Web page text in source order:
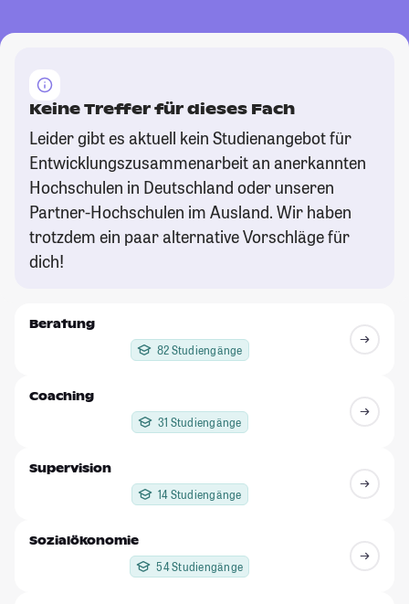
Keine Treffer für dieses Fach
Leider gibt es aktuell kein Studienangebot für
Entwicklungszusammenarbeit an anerkannten
Hochschulen in Deutschland oder unseren
Partner-Hochschulen im Ausland. Wir haben
trotzdem ein paar alternative Vorschläge für
dich!
Beratung
82 Studiengänge
Coaching
31 Studiengänge
Supervision
14 Studiengänge
Sozialökonomie
54 Studiengänge